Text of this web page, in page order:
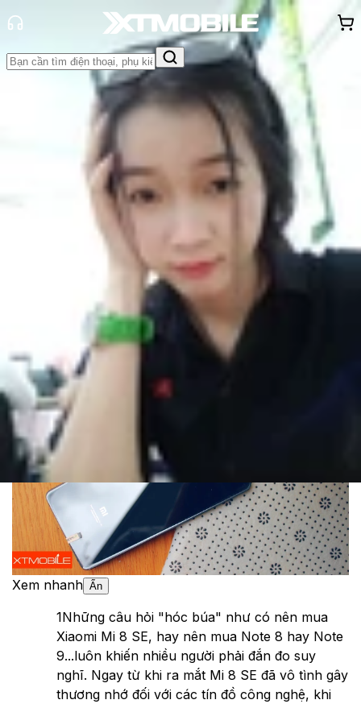
Trang chủ
Đánh Giá - Trên Tay So SánhTư vấn
Khuyến
Thủ thuậtHỏi đápApp - GameThông báo
Khách
hàng - Sự kiện
Có nên mua Xiaomi Mi 8 SE tại thời
Nguyễn Phan Thảo Nguyên
01/10/2018
Cập nhật: 01/10/2018
Theo dõi XTMobile trên
Xem nhanh Ẩn
1Những câu hỏi "hóc búa" như có nên mua
Xiaomi Mi 8 SE, hay nên mua Note 8 hay Note
9...luôn khiến nhiều người phải đắn đo suy
nghĩ. Ngay từ khi ra mắt Mi 8 SE đã vô tình gây
thương nhớ đối với các tín đồ công nghệ, khi